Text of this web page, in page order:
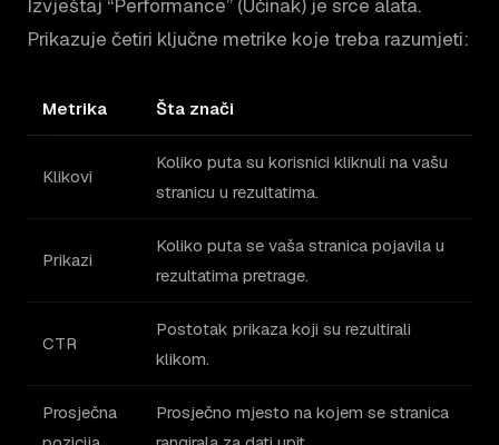
Izvještaj “Performance” (Učinak) je srce alata.
Prikazuje četiri ključne metrike koje treba razumjeti:
Metrika Šta znači
Klikovi
Koliko puta su korisnici kliknuli na vašu
stranicu u rezultatima.
Prikazi
Koliko puta se vaša stranica pojavila u
rezultatima pretrage.
CTR
Postotak prikaza koji su rezultirali
klikom.
Prosječna
Prosječno mjesto na kojem se stranica